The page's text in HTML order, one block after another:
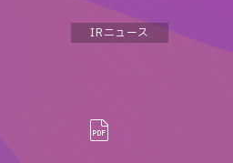
IRニュース